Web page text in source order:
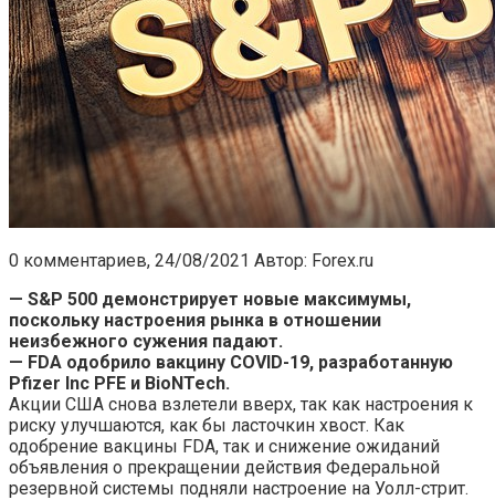
0 комментариев, 24/08/2021 Автор: Forex.ru
— S&P 500 демонстрирует новые максимумы,
поскольку настроения рынка в отношении
неизбежного сужения падают.
— FDA одобрило вакцину COVID-19, разработанную
Pfizer Inc PFE и BioNTech.
Акции США снова взлетели вверх, так как настроения к
риску улучшаются, как бы ласточкин хвост. Как
одобрение вакцины FDA, так и снижение ожиданий
объявления о прекращении действия Федеральной
резервной системы подняли настроение на Уолл-стрит.